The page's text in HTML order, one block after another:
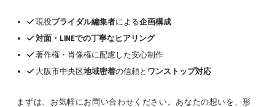
現役ブライダル編集者による企画構成
対面・LINEでの丁寧なヒアリング
著作権・肖像権に配慮した安心制作
大阪市中央区地域密着の信頼と ワンストップ対応
まずは、お気軽にお問い合わせください。あなたの想いを、形